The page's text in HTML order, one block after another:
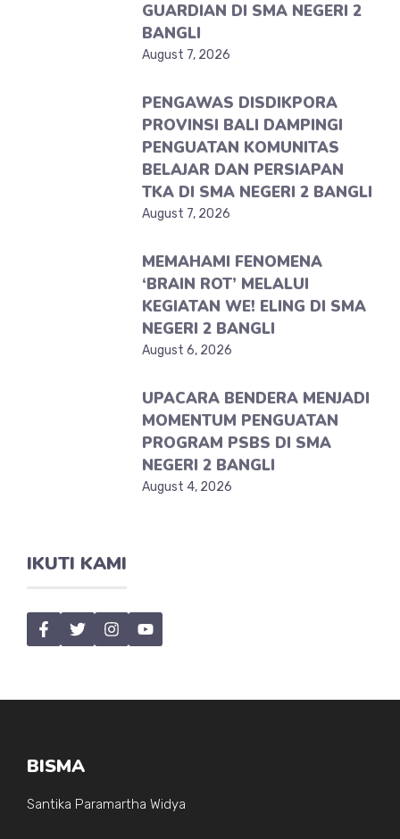
GUARDIAN DI SMA NEGERI 2
BANGLI
August 7, 2026
PENGAWAS DISDIKPORA
PROVINSI BALI DAMPINGI
PENGUATAN KOMUNITAS
BELAJAR DAN PERSIAPAN
TKA DI SMA NEGERI 2 BANGLI
August 7, 2026
MEMAHAMI FENOMENA
‘BRAIN ROT’ MELALUI
KEGIATAN WE! ELING DI SMA
NEGERI 2 BANGLI
August 6, 2026
UPACARA BENDERA MENJADI
MOMENTUM PENGUATAN
PROGRAM PSBS DI SMA
NEGERI 2 BANGLI
August 4, 2026
IKUTI KAMI
BISMA
Santika Paramartha Widya